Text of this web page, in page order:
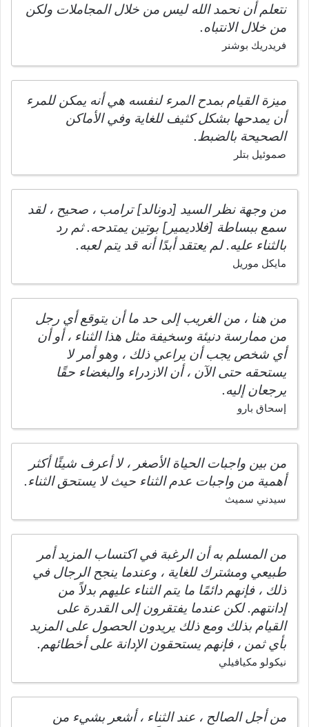
نتعلم أن نحمد الله ليس من خلال المجاملات ولكن
من خلال الانتباه.
فريدريك بوشنر
ميزة القيام بمدح المرء لنفسه هي أنه يمكن للمرء
أن يمدحها بشكل كثيف للغاية وفي الأماكن
الصحيحة بالضبط.
صموئيل بتلر
من وجهة نظر السيد [دونالد] ترامب ، صحيح ، لقد
سمع ببساطة [فلاديمير] بوتين يمتدحه. ثم رد
بالثناء عليه. لم يعتقد أبدًا أنه قد يتم لعبه.
مايكل موريل
من هنا ، من الغريب إلى حد ما أن يتوقع أي رجل
من ممارسة دنيئة وسخيفة مثل هذا الثناء ، أو أن
أي شخص يجب أن يراعي ذلك ، وهو أمر لا
يستحقه حتى الآن ، أن الازدراء والبغضاء حقًا
يرجعان إليه.
إسحاق بارو
من بين واجبات الحياة الأصغر ، لا أعرف شيئًا أكثر
أهمية من واجبات عدم الثناء حيث لا يستحق الثناء.
سيدني سميث
من المسلم به أن الرغبة في اكتساب المزيد أمر
طبيعي ومشترك للغاية ، وعندما ينجح الرجال في
ذلك ، فإنهم دائمًا ما يتم الثناء عليهم بدلاً من
إدانتهم. لكن عندما يفتقرون إلى القدرة على
القيام بذلك ومع ذلك يريدون الحصول على المزيد
بأي ثمن ، فإنهم يستحقون الإدانة على أخطائهم.
نيكولو مكيافيلي
من أجل الصالح ، عند الثناء ، أشعر بشيء من